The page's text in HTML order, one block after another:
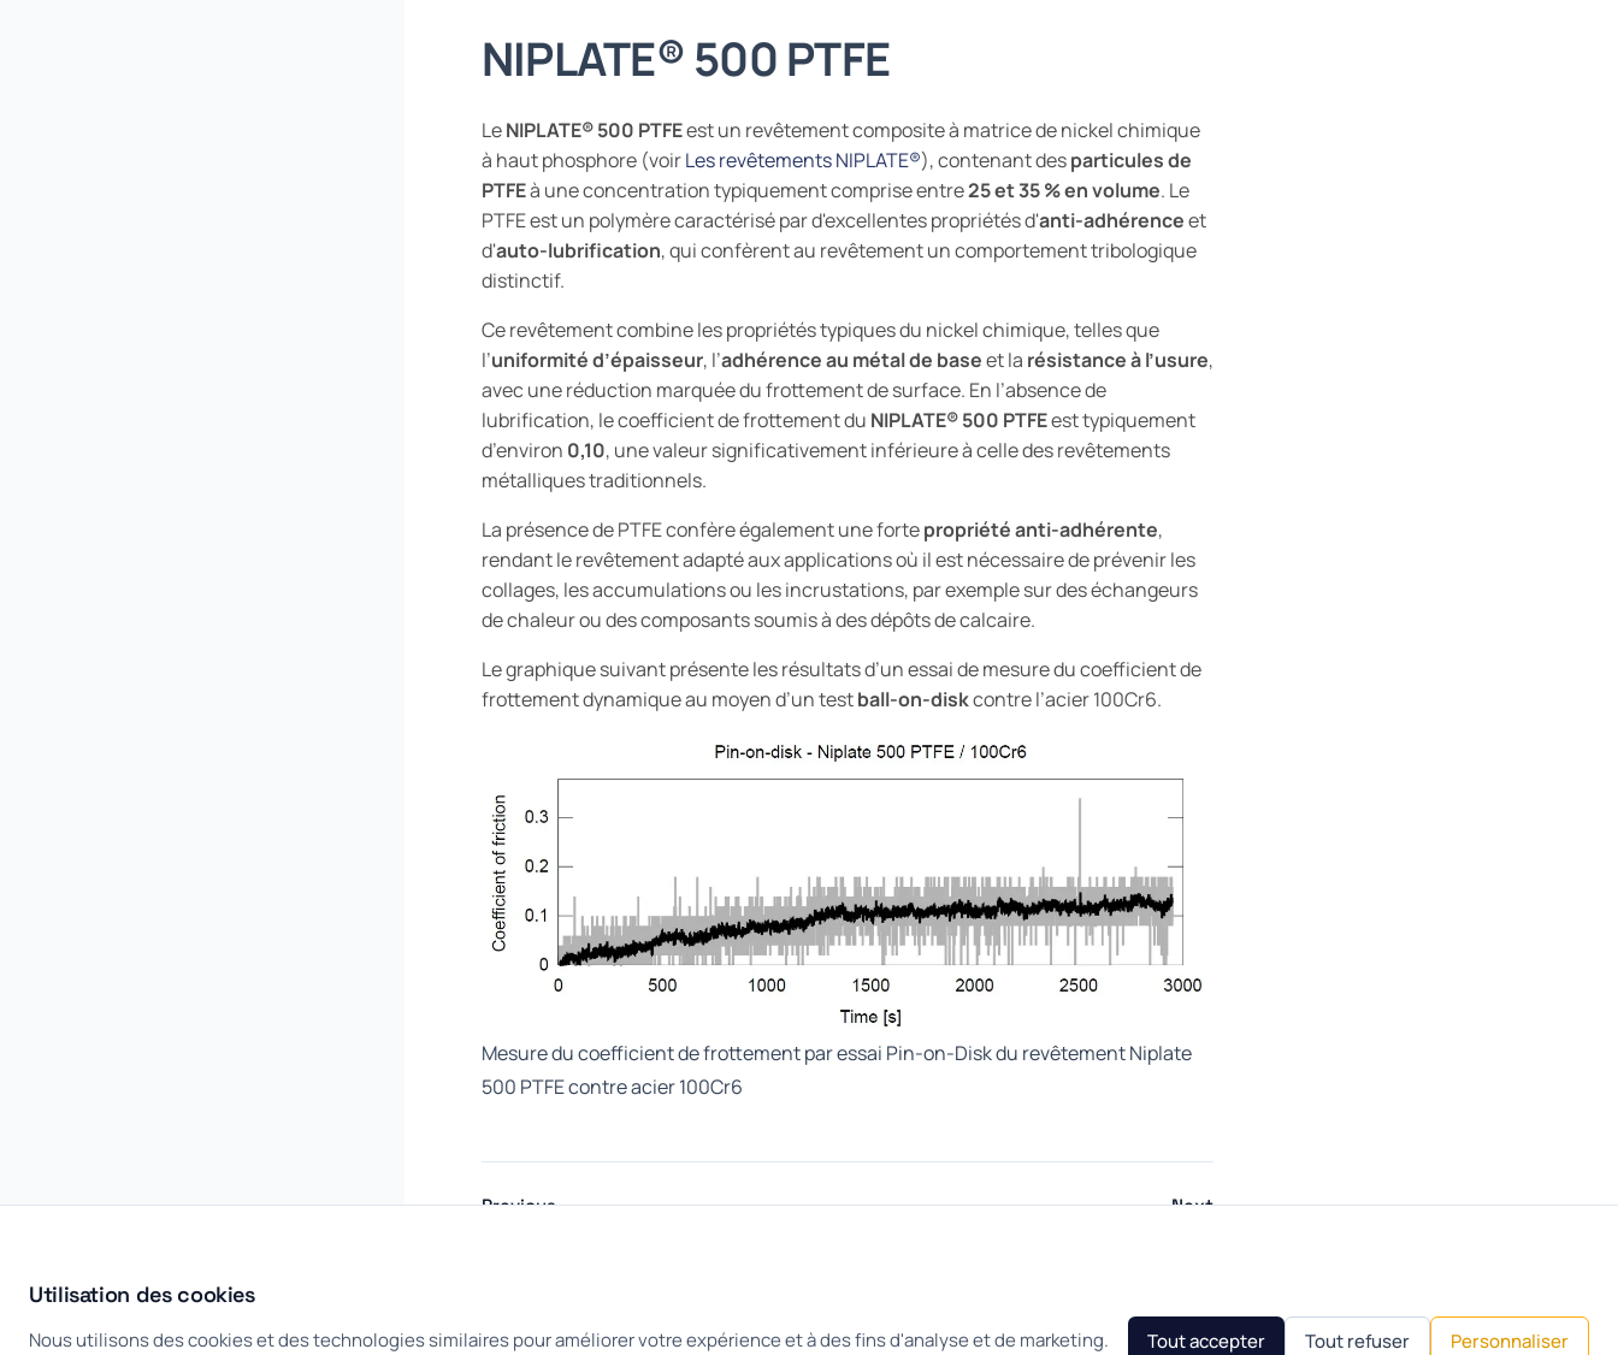
NIPLATE®500 PTFE
LeNIPLATE®500 PTFEest un revêtement composite à matrice de nickel chimique
à haut phosphore (voirLes revêtements NIPLATE®), contenant desparticules de
PTFEà une concentration typiquement comprise entre25 et 35 % en volume. Le
PTFE est un polymère caractérisé par d'excellentes propriétés d'anti-adhérenceet
d'auto-lubrification, qui confèrent au revêtement un comportement tribologique
distinctif.
Ce revêtement combine les propriétés typiques du nickel chimique, telles que
l’uniformité d’épaisseur, l’adhérence au métal de baseet la résistance à l’usure,
avec une réduction marquée du frottement de surface. En l’absence de
lubrification, le coefficient de frottement du NIPLATE®500 PTFEest typiquement
d’environ 0,10, une valeur significativement inférieure à celle des revêtements
métalliques traditionnels.
La présence de PTFE confère également une fortepropriété anti-adhérente,
rendant le revêtement adapté aux applications où il est nécessaire de prévenir les
collages, les accumulations ou les incrustations, par exemple sur des échangeurs
de chaleur ou des composants soumis à des dépôts de calcaire.
Le graphique suivant présente les résultats d’un essai de mesure du coefficient de
frottement dynamique au moyen d’un testball-on-diskcontre l’acier 100Cr6.
Mesure du coefficient de frottement par essai Pin-on-Disk du revêtement Niplate
500 PTFE contre acier 100Cr6
Previous Next
Utilisation des cookies
Nous utilisons des cookies et des technologies similaires pour améliorer votre expérience et à des fins d'analyse et de marketing. Tout accepter Tout refuser Personnaliser